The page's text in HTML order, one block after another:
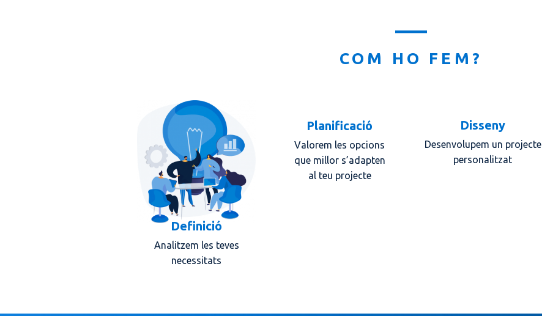
COM HO FEM?
Definició
Analitzem les teves
necessitats
Planificació
Valorem les opcions
que millor s’adapten
al teu projecte
Disseny
Desenvolupem un projecte
personalitzat